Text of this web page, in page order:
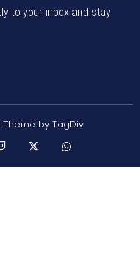
to your inbox and stay
by TagDiv